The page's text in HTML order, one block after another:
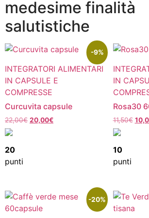
medesime finalità
salutistiche
-9%
INTEGRATORI ALIMENTARI
IN CAPSULE E
COMPRESSE
Curcuvita capsule
22,00€ 20,00€
20
punti
IN
Rosa30
11,50€
10
punti
-20%